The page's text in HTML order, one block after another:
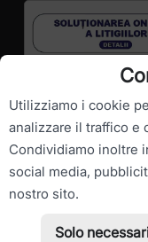
Copyright ©
Utilizziamo i cookie
analizzare il traffico e
Condividiamo inoltre
social media,
nostro sito.
Solo